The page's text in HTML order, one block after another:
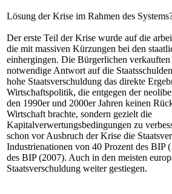
Lösung der Krise im Rahmen des
Der erste Teil der Krise wurde auf die
die mit massiven Kürzungen bei den
einhergingen. Die Bürgerlichen verkauften
notwendige Antwort auf die
hohe Staatsverschuldung das direkte
Wirtschaftspolitik, die entgegen der
den 1990er und 2000er Jahren keinen
Wirtschaft brachte, sondern gezielt die
Kapitalverwertungsbedingungen zu
schon vor Ausbruch der Krise die
Industrienationen von 40 Prozent des BIP
des BIP (2007). Auch in den meisten
Staatsverschuldung weiter gestiegen.